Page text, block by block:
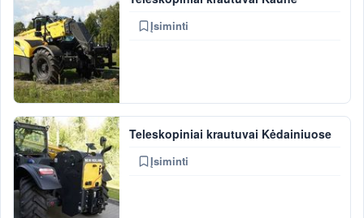
Įsiminti
Teleskopiniai krautuvai Kėdainiuose
Įsiminti